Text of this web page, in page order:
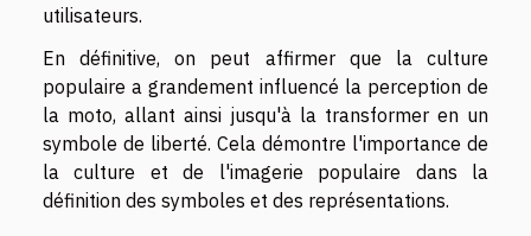
utilisateurs.
En définitive, on peut affirmer que la culture
populaire a grandement influencé la perception de
la moto, allant ainsi jusqu'à la transformer en un
symbole de liberté. Cela démontre l'importance de
la culture et de l'imagerie populaire dans la
définition des symboles et des représentations.